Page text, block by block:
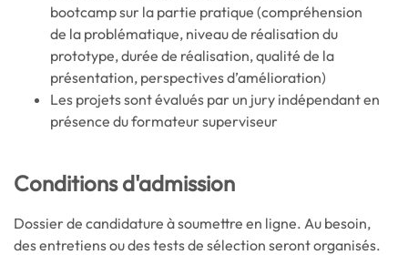
bootcamp sur la partie pratique (compréhension
de la problématique, niveau de réalisation du
prototype, durée de réalisation, qualité de la
présentation, perspectives d’amélioration)
Les projets sont évalués par un jury indépendant en
présence du formateur superviseur
Conditions d'admission
Dossier de candidature à soumettre en ligne. Au besoin,
des entretiens ou des tests de sélection seront organisés.